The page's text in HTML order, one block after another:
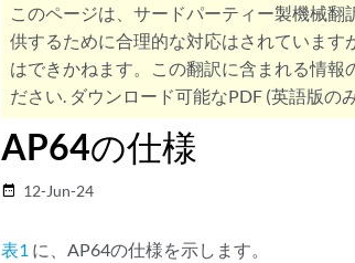
このページは、サードパーティー製機械
供するために合理的な対応はされていま
はできかねます。この翻訳に含まれる情報
ださい. ダウンロード可能なPDF (英語版の
AP64の仕様
date_range 12-Jun-24
表1 に、AP64の仕様を示します。